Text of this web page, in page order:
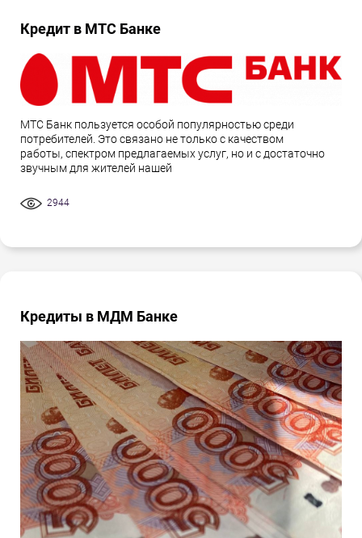
Кредит в МТС Банке
МТС Банк пользуется особой популярностью среди
потребителей. Это связано не только с качеством
работы, спектром предлагаемых услуг, но и с достаточно
звучным для жителей нашей
2944
Кредиты в МДМ Банке